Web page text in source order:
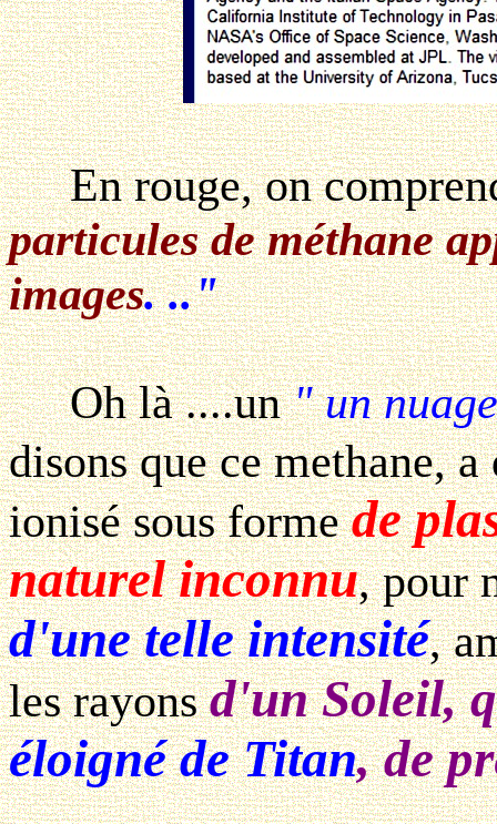
En rouge, on
particules de méthane
images. .."
Oh là ....un" un
disons que ce methane,
ionisé sous formede
naturel inconnu, pour
d'une telle intensité,
les rayonsd'un Soleil,
éloigné de Titan, de